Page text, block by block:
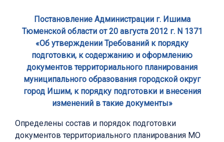
Постановление Администрации г. Ишима
Тюменской области от 20 августа 2012 г. N 1371
«Об утверждении Требований к порядку
подготовки, к содержанию и оформлению
документов территориального планирования
муниципального образования городской округ
город Ишим, к порядку подготовки и внесения
изменений в такие документы»
Определены состав и порядок подготовки
документов территориального планирования МО